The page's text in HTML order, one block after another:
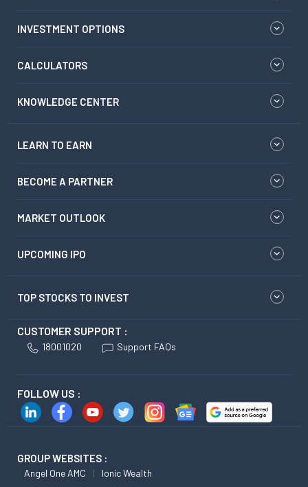
INVESTMENT OPTIONS
CALCULATORS
KNOWLEDGE CENTER
LEARN TO EARN
BECOME A PARTNER
MARKET OUTLOOK
UPCOMING IPO
TOP STOCKS TO INVEST
CUSTOMER SUPPORT :
18001020 Support FAQs
FOLLOW US :
GROUP WEBSITES :
Angel One AMC Ionic Wealth